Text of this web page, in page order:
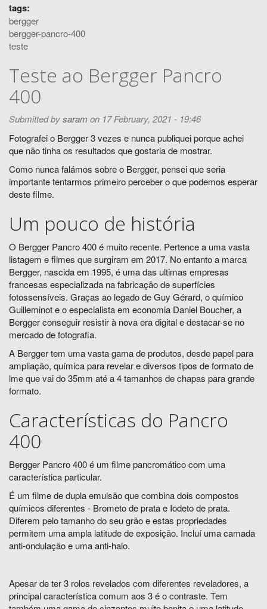
tags:
bergger
bergger-pancro-400
teste
Teste ao Bergger Pancro
400
Submitted bysaram on 17 February, 2021 - 19:46
Fotografei o Bergger 3 vezes e nunca publiquei porque achei
que não tinha os resultados que gostaria de mostrar.
Como nunca falámos sobre o Bergger, pensei que seria
importante tentarmos primeiro perceber o que podemos esperar
deste filme.
Um pouco de história
O Bergger Pancro 400 é muito recente. Pertence a uma vasta
listagem e filmes que surgiram em 2017. No entanto a marca
Bergger, nascida em 1995, é uma das ultimas empresas
francesas especializada na fabricação de superfícies
fotossensíveis. Graças ao legado de Guy Gérard, o químico
Guilleminot e o especialista em economia Daniel Boucher, a
Bergger conseguir resistir à nova era digital e destacar-se no
mercado de fotografia.
A Bergger tem uma vasta gama de produtos, desde papel para
ampliação, química para revelar e diversos tipos de formato de
lme que vai do 35mm até a 4 tamanhos de chapas para grande
formato.
Características do Pancro
400
Bergger Pancro 400 é um filme pancromático com uma
característica particular.
É um filme de dupla emulsão que combina dois compostos
químicos diferentes - Brometo de prata e Iodeto de prata.
Diferem pelo tamanho do seu grão e estas propriedades
permitem uma ampla latitude de exposição. Incluí uma camada
anti-ondulação e uma anti-halo.
Apesar de ter 3 rolos revelados com diferentes reveladores, a
principal característica comum aos 3 é o contraste. Tem